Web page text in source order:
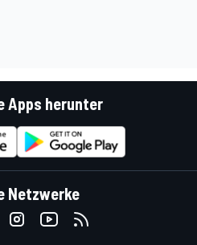
Apps herunter
Netzwerke